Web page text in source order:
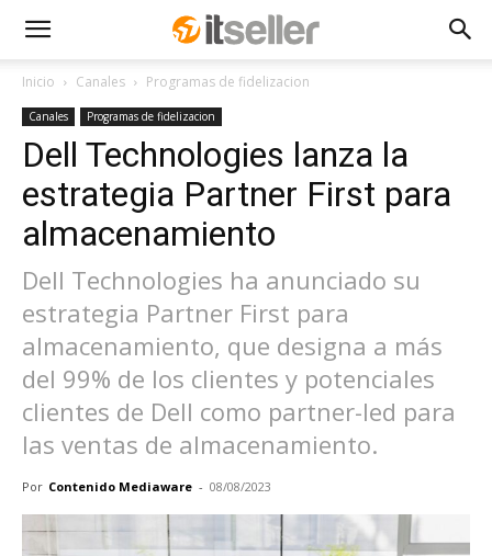
Inicio Canales Programas de fidelizacion
Canales Programas de fidelizacion
Dell Technologies lanza la
estrategia Partner First para
almacenamiento
Dell Technologies ha anunciado su
estrategia Partner First para
almacenamiento, que designa a más
del 99% de los clientes y potenciales
clientes de Dell como partner-led para
las ventas de almacenamiento.
Por Contenido Mediaware - 08/08/2023